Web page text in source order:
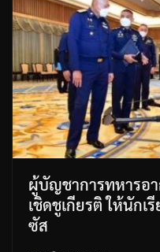
ผู้บัญชาการทหารอ
เชิดชูเกียรติ ให้นักเ
ซัส